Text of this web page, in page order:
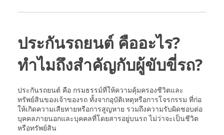
ประกันรถยนต์ คืออะไร?
ทำไมถึงสำคัญกับผู้ขับขี่รถ?
ประกันรถยนต์ คือ กรมธรรม์ที่ให้ความคุ้มครองชีวิตและ
ทรัพย์สินของเจ้าของรถ ทั้งจากอุบัติเหตุหรือการโจรกรรม ที่ก่อ
ให้เกิดความเสียหายหรือการสูญหาย รวมถึงความรับผิดชอบต่อ
บุคคลภายนอกและบุคคลที่โดยสารอยู่บนรถ ไม่ว่าจะเป็นชีวิต
หรือทรัพย์สิน